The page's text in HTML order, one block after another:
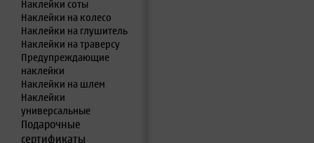
Наклейки соты
Наклейки на колесо
Наклейки на глушитель
Наклейки на траверсу
Предупреждающие
наклейки
Наклейки на шлем
Наклейки
универсальные
Подарочные